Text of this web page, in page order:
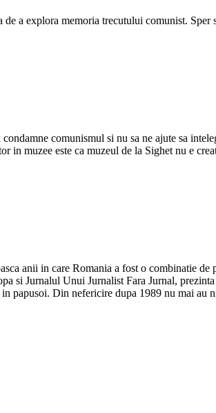
a explora memoria trecutului comunist. Sper
comunismul si nu sa ne ajute sa
in muzee este ca muzeul de la Sighet nu e
anii in care Romania a fost o combinatie de
si Jurnalul Unui Jurnalist Fara Jurnal,
papusoi. Din nefericire dupa 1989 nu mai au